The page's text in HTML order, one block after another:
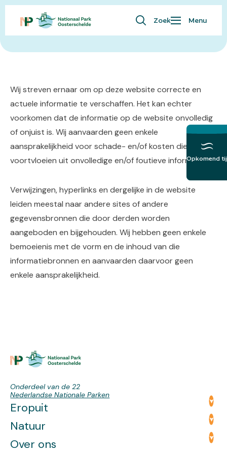
Zoek Menu
Bezoekersinfo
Kaart
Natuur
Over ons
English
Meer over het
Disclaimer
Wij streven ernaar om op deze website correcte en
actuele informatie te verschaffen. Het kan echter
voorkomen dat de informatie op de website onvolledig
of onjuist is. Wij aanvaarden geen enkele
aansprakelijkheid voor schade- en/of kosten die
voortvloeien uit onvolledige en/of foutieve informatie.
Verwijzingen, hyperlinks en dergelijke in de website
leiden meestal naar andere sites of andere
gegevensbronnen die door derden worden
aangeboden en bijgehouden. Wij hebben geen enkele
bemoeienis met de vorm en de inhoud van die
informatiebronnen en aanvaarden daarvoor geen
enkele aansprakelijkheid.
Opkomend tij
Onderdeel van de 22
Nederlandse Nationale Parken
Eropuit
Natuur
Over ons